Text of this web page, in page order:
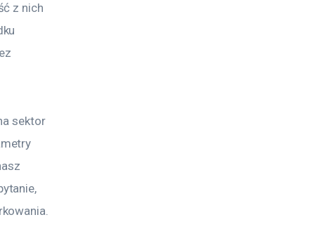
z nich
sektor